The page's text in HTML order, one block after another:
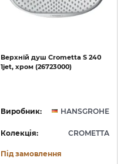
Верхній душ Crometta S 240
1jet, хром (26723000)
Виробник: HANSGROHE
Колекція: CROMETTA
Під замовлення